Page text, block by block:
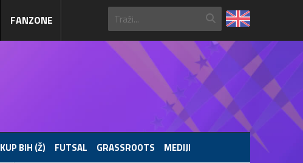
FANZONE
KUP BIH (Ž) FUTSAL GRASSROOTS MEDIJI